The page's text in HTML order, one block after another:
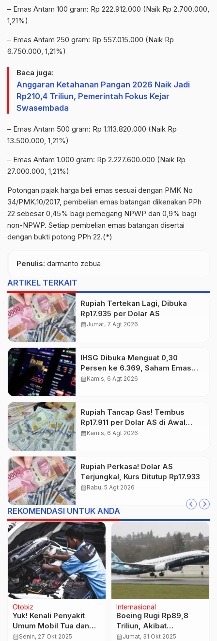
– Emas Antam 100 gram: Rp 222.912.000 (Naik Rp 2.700.000,
1,21%)
– Emas Antam 250 gram: Rp 557.015.000 (Naik Rp
6.750.000, 1,21%)
Baca juga:
Anggaran Ketahanan Pangan 2026 Naik Jadi
Rp210,4 Triliun, Pemerintah Fokus Kejar
Swasembada
– Emas Antam 500 gram: Rp 1.113.820.000 (Naik Rp
13.500.000, 1,21%)
– Emas Antam 1.000 gram: Rp 2.227.600.000 (Naik Rp
27.000.000, 1,21%)
Potongan pajak harga beli emas sesuai dengan PMK No
34/PMK.10/2017, pembelian emas batangan dikenakan PPh
22 sebesar 0,45% bagi pemegang NPWP dan 0,9% bagi
non-NPWP. Setiap pembelian emas batangan disertai
dengan bukti potong PPh 22.(*)
Penulis: darmanto zebua
ARTIKEL TERKAIT
Rupiah Tertekan Lagi, Dibuka
Rp17.935 per Dolar AS
calendar_monthJumat, 7 Agt 2026
IHSG Dibuka Menguat 0,30
Persen ke 6.369, Saham Emas
dan Tambang Jadi Penggerak
calendar_monthKamis, 6 Agt 2026
Rupiah Tancap Gas! Tembus
Rp17.911 per Dolar AS di Awal
Perdagangan
calendar_monthKamis, 6 Agt 2026
Rupiah Perkasa! Dolar AS
Terjungkal, Kurs Ditutup Rp17.933
calendar_monthRabu, 5 Agt 2026
REKOMENDASI UNTUK ANDA
Regional
Purbaya Siapkan Rp 60
Triliun untuk Pemulihan
Bencana Sumatra 2026
calendar_monthSelasa, 16 Des 2025
Properti
17 Produk UMKM
Merangin Tembus
Indomaret, Siap Mejeng
calendar_monthSenin, 3 Agt 2026